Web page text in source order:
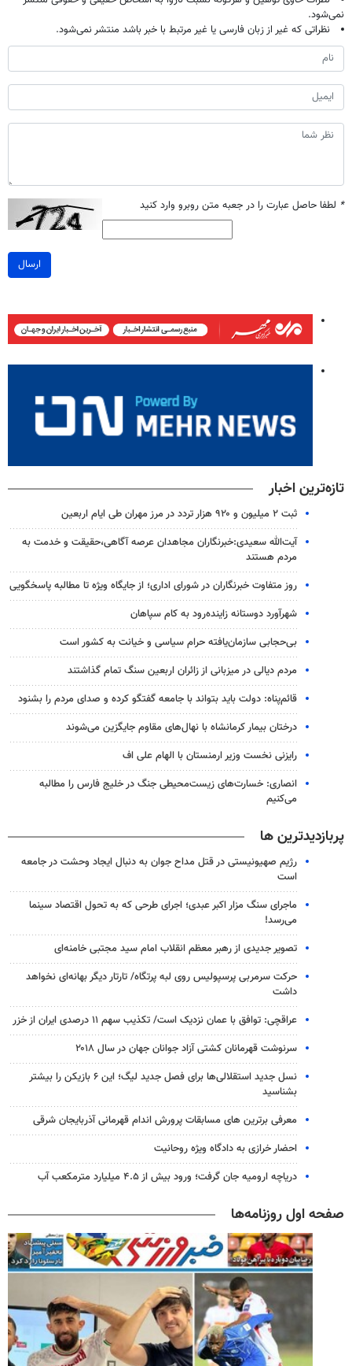
نمی‌شود.
نظراتی که غیر از زبان فارسی یا غیر مرتبط با خبر باشد منتشر نمی‌شود.
* لطفا حاصل عبارت را در جعبه متن روبرو وارد کنید
ارسال
تازه‌ترین اخبار
ثبت ۲ میلیون و ۹۲۰ هزار تردد در مرز مهران طی ایام اربعین
آیت‌الله سعیدی:خبرنگاران مجاهدان عرصه آگاهی،حقیقت و خدمت به
مردم هستند
روز متفاوت خبرنگاران در شورای اداری؛ از جایگاه ویژه تا مطالبه پاسخگویی
شهرآورد دوستانه زاینده‌رود به کام سپاهان
بی‌حجابی سازمان‌یافته حرام سیاسی و خیانت به کشور است
مردم دیالی در میزبانی از زائران اربعین سنگ تمام گذاشتند
قائم‌پناه: دولت باید بتواند با جامعه گفتگو کرده و صدای مردم را بشنود
درختان بیمار کرمانشاه با نهال‌های مقاوم جایگزین می‌شوند
رایزنی نخست وزیر ارمنستان با الهام علی اف
انصاری: خسارت‌های زیست‌محیطی جنگ در خلیج فارس را مطالبه‌
می‌کنیم
پربازدیدترین ها
رژیم صهیونیستی در قتل مداح جوان به دنبال ایجاد وحشت در جامعه
است
ماجرای سنگ مزار اکبر عبدی؛ اجرای طرحی که به تحول اقتصاد سینما
می‌رسد!
تصویر جدیدی از رهبر معظم انقلاب امام سید مجتبی خامنه‌ای
حرکت سرمربی پرسپولیس روی لبه پرتگاه/ تارتار دیگر بهانه‌ای نخواهد
داشت
عراقچی: توافق با عمان نزدیک است/ تکذیب سهم ۱۱ درصدی ایران از خزر
سرنوشت قهرمانان کشتی آزاد جوانان جهان در سال ۲۰۱۸
نسل جدید استقلالی‌ها برای فصل جدید لیگ؛ این ۶ بازیکن را بیشتر
بشناسید
معرفی برترین های مسابقات پرورش اندام قهرمانی آذربایجان شرقی
احضار خرازی به دادگاه ویژه روحانیت
دریاچه ارومیه جان گرفت؛ ورود بیش از ۴.۵ میلیارد مترمکعب آب
صفحه اول روزنامه‌ها